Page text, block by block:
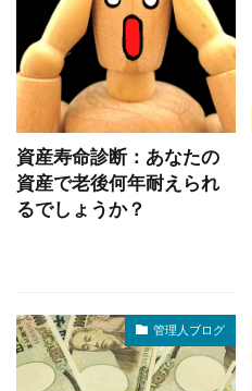
資産寿命診断：あなたの
資産で老後何年耐えられ
るでしょうか？
管理人ブログ